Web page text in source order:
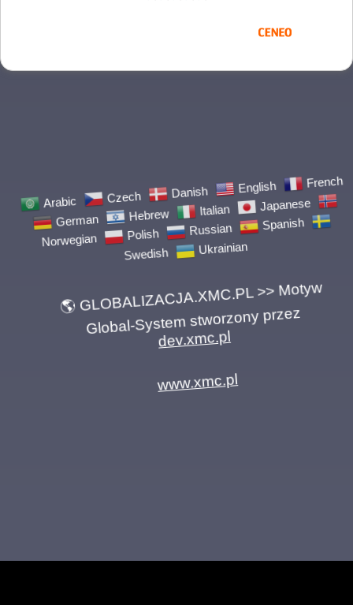
Danish English French
German Hebrew Italian Japanese
Norwegian Polish Russian Spanish
Swedish Ukrainian
🌎 GLOBALIZACJA.XMC.PL >> Motyw
Global-System stworzony przez
dev.xmc.pl
www.xmc.pl